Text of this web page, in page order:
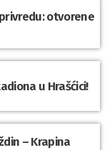
otvorene
u Hrašćici!
– Krapina